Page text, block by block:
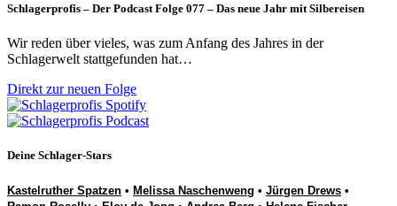
Schlagerprofis – Der Podcast Folge 077 – Das neue Jahr mit Silbereisen
Wir reden über vieles, was zum Anfang des Jahres in der
Schlagerwelt stattgefunden hat…
Direkt zur neuen Folge
Deine Schlager-Stars
Kastelruther Spatzen • Melissa Naschenweng • Jürgen Drews •